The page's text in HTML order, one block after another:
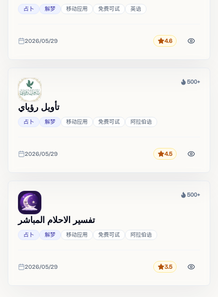
占卜 解梦 移动应用 免费可试 英语
收录时间
2026/05/29 评分4.6
热度
500+
تأويل رؤياي
占卜 解梦 移动应用 免费可试 阿拉伯语
收录时间
2026/05/29 评分4.5
热度
500+
تفسير الاحلام المباشر
占卜 解梦 移动应用 免费可试 阿拉伯语
收录时间
2026/05/29 评分3.5